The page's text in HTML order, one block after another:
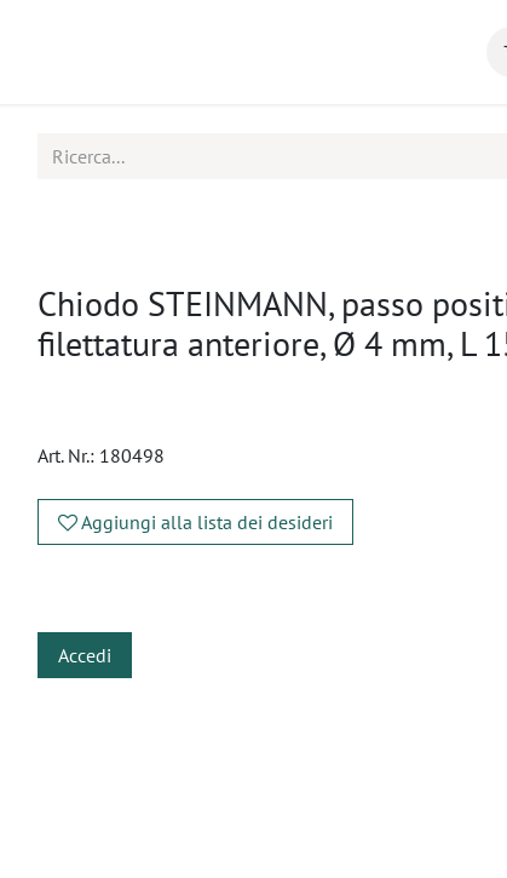
Chiodo STEINMANN, passo
filettatura anteriore, Ø 4 mm, L
Art. Nr.: 180498
Aggiungi alla lista dei desideri
Accedi